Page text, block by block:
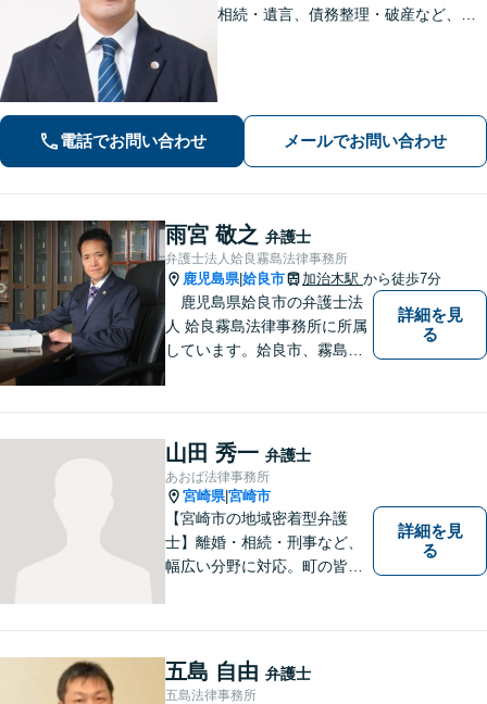
相続・遺言、債務整理・破産など、幅
電話でお問い合わせ メールでお問い合わせ
雨宮 敬之 弁護士
弁護士法人姶良霧島法律事務所
鹿児島県|姶良市 加治木駅 から徒歩7分
鹿児島県姶良市の弁護士法
人 姶良霧島法律事務所に所属
しています。姶良市、霧島
相続分野を中心に取り扱って
おります。
詳細を見
る
山田 秀一 弁護士
あおば法律事務所
宮崎県|宮崎市
【宮崎市の地域密着型弁護
士】離婚・相続・刑事など、
幅広い分野に対応。町の皆様
ことなく、お気軽にご相談く
ださい。きっと道が開けま
す。
詳細を見
る
五島 自由 弁護士
五島法律事務所